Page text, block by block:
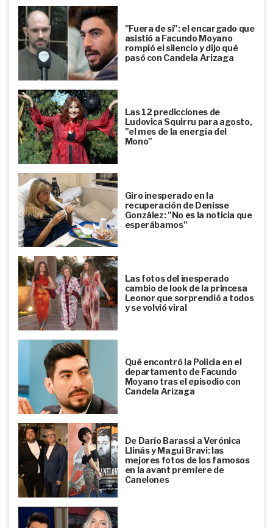
"Fuera de sí": el encargado que
asistió a Facundo Moyano
rompió el silencio y dijo qué
pasó con Candela Arizaga
Las 12 predicciones de
Ludovica Squirru para agosto,
"el mes de la energía del
Mono"
Giro inesperado en la
recuperación de Denisse
González: "No es la noticia que
esperábamos"
Las fotos del inesperado
cambio de look de la princesa
Leonor que sorprendió a todos
y se volvió viral
Qué encontró la Policía en el
departamento de Facundo
Moyano tras el episodio con
Candela Arizaga
De Darío Barassi a Verónica
Llinás y Magui Bravi: las
mejores fotos de los famosos
en la avant premiere de
Canelones